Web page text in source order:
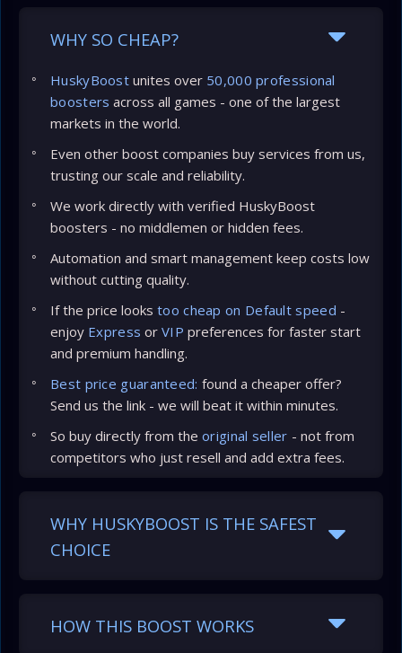
WHY SO CHEAP?
HuskyBoost unites over 50,000 professional
boosters across all games - one of the largest
markets in the world.
Even other boost companies buy services from us,
trusting our scale and reliability.
We work directly with verified HuskyBoost
boosters - no middlemen or hidden fees.
Automation and smart management keep costs low
without cutting quality.
If the price looks too cheap on Default speed -
enjoy Express orVIP preferences for faster start
and premium handling.
Best price guaranteed: found a cheaper offer?
Send us the link - we will beat it within minutes.
So buy directly from the original seller - not from
competitors who just resell and add extra fees.
WHY HUSKYBOOST IS THE SAFEST
CHOICE
HOW THIS BOOST WORKS